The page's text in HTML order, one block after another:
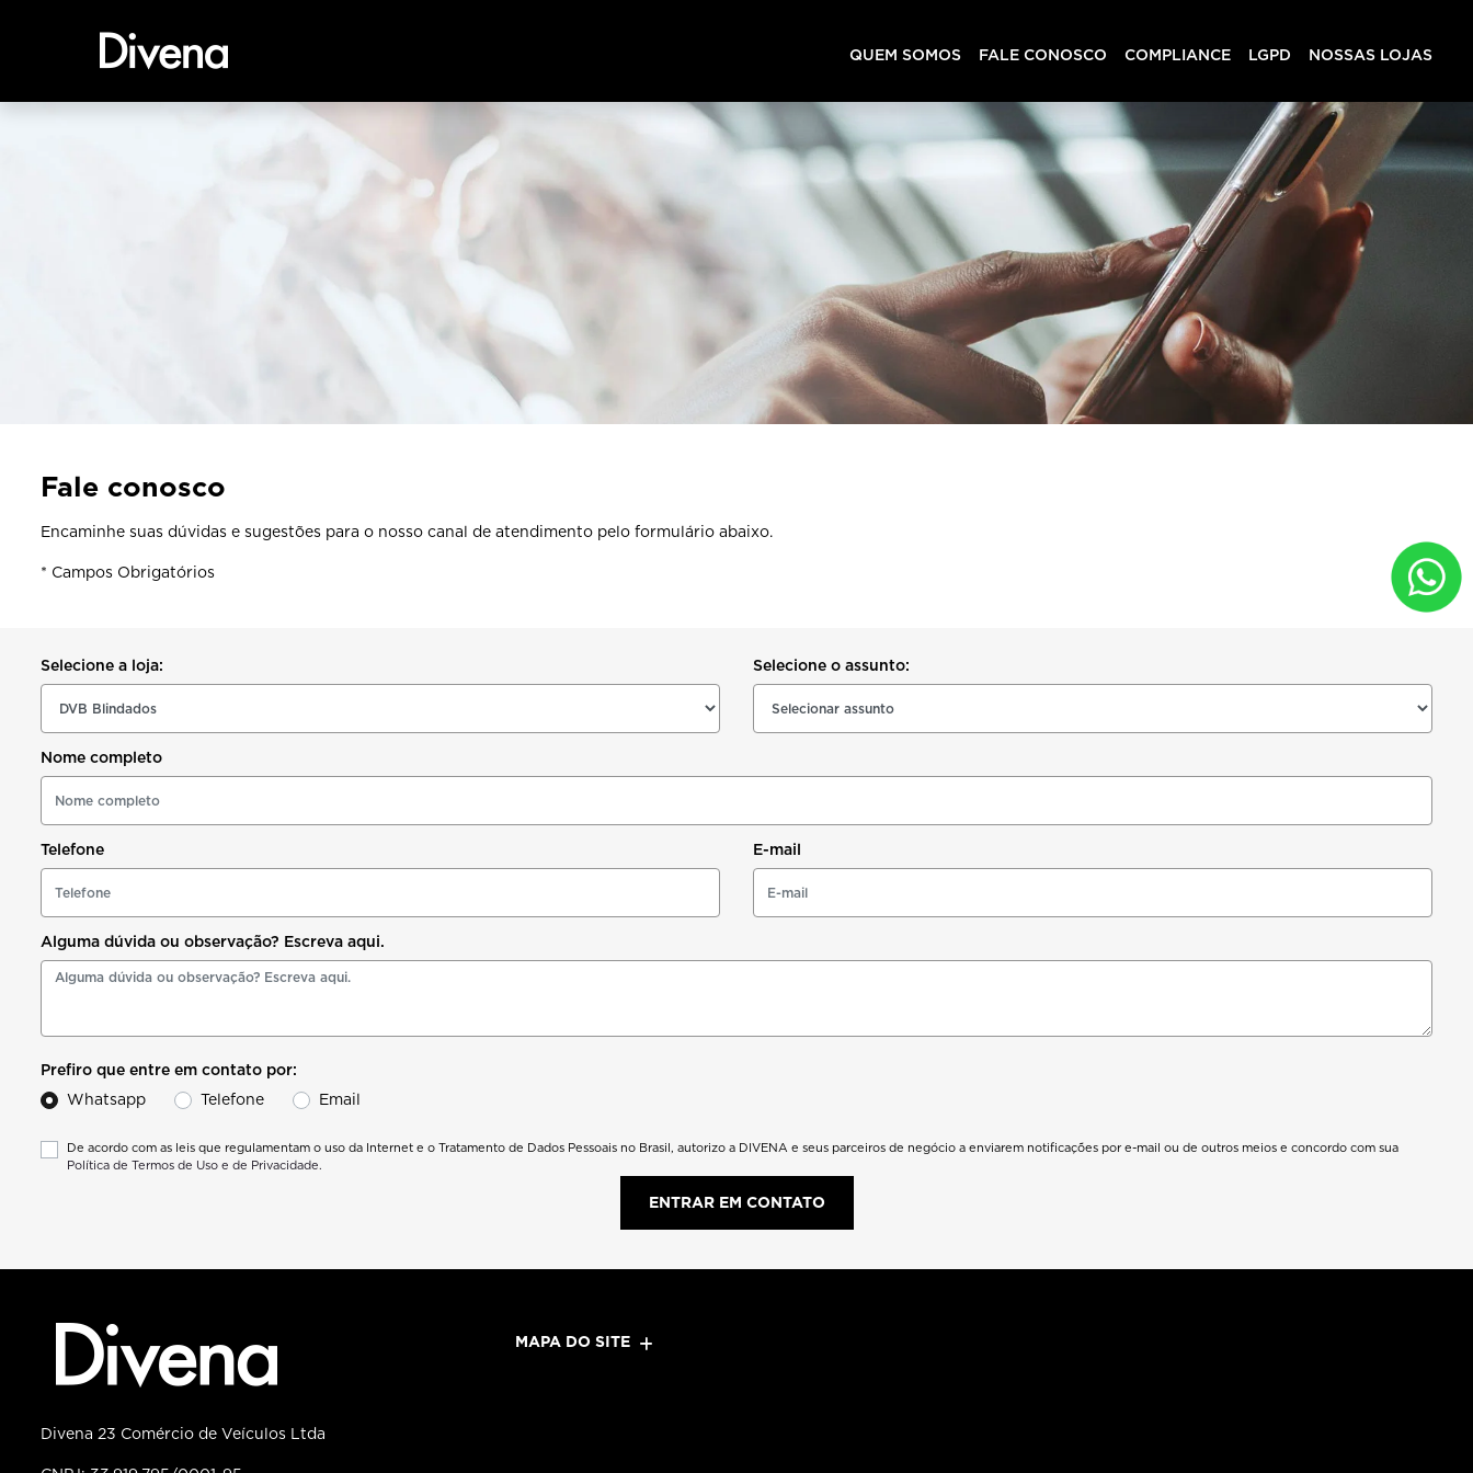
QUEM SOMOS FALE CONOSCO COMPLIANCE LGPD NOSSAS LOJAS
Fale conosco
Encaminhe suas dúvidas e sugestões para o nosso canal de atendimento pelo formulário abaixo.
* Campos Obrigatórios
Selecione a loja: Selecione o assunto:
Nome completo
Telefone E-mail
Alguma dúvida ou observação? Escreva aqui.
Prefiro que entre em contato por:
Whatsapp
Telefone Email
De acordo com as leis que regulamentam o uso da Internet e o Tratamento de Dados Pessoais no Brasil, autorizo a DIVENA e seus parceiros de negócio a enviarem notificações por e-mail ou de outros meios e concordo com sua
Política de Termos de Uso e de Privacidade.
ENTRAR EM CONTATO
MAPA DO SITE
Divena 23 Comércio de Veículos Ltda